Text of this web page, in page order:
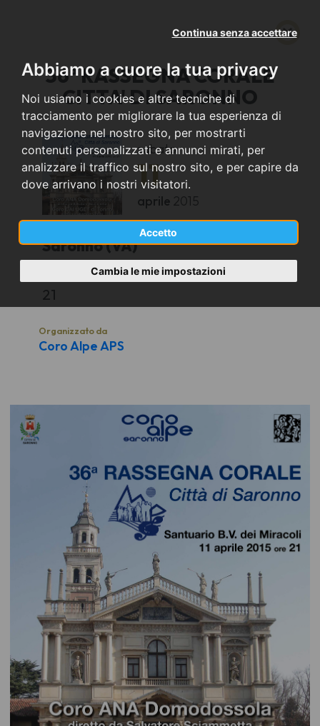
Abbiamo a cuore la tua privacy
Noi usiamo i cookies e altre tecniche di
tracciamento per migliorare la tua esperienza di
navigazione nel nostro sito, per mostrarti
contenuti personalizzati e annunci mirati, per
analizzare il traffico sul nostro sito, e per capire da
dove arrivano i nostri visitatori.
Accetto
Continua senza accettare
Cambia le mie impostazioni
36ª RASSEGNA CORALE
CITTA' DI SARONNO
sabato
11
aprile 2015
Saronno (VA)
SANTUARIO B.V. DEI MIRACOLI
21
Organizzato da
Coro Alpe APS